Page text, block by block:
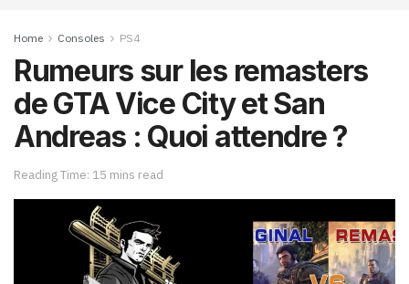
Home Consoles PS4
Rumeurs sur les remasters
de GTA Vice City et San
Andreas : Quoi attendre ?
Reading Time: 15 mins read